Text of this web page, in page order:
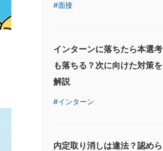
面接
インターンに落ちたら本選考
も落ちる？次に向けた対策を
解説
インターン
内定取り消しは違法？認めら